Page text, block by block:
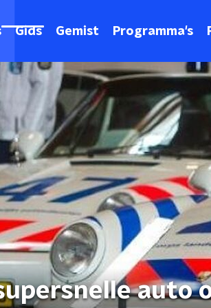
Gids Gemist Programma's
auto